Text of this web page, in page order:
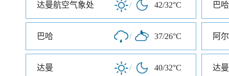
达曼航空气象处 / 42/32°C 巴
巴哈 / 37/26°C 阿
达曼 / 40/32°C 达曼